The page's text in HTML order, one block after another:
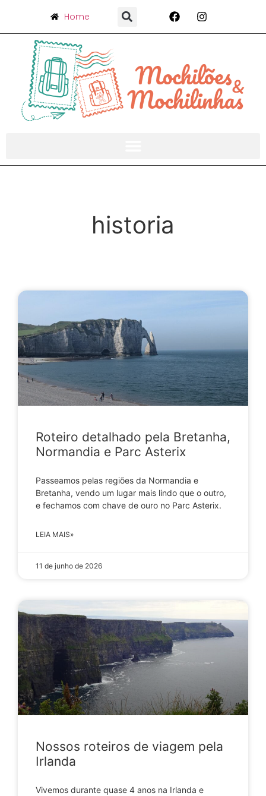
Home
historia
Roteiro detalhado pela Bretanha,
Normandia e Parc Asterix
Passeamos pelas regiões da Normandia e
Bretanha, vendo um lugar mais lindo que o outro,
e fechamos com chave de ouro no Parc Asterix.
LEIA MAIS»
11 de junho de 2026
Nossos roteiros de viagem pela
Irlanda
Vivemos durante quase 4 anos na Irlanda e